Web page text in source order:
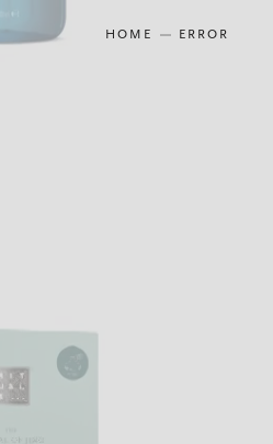
HOME ERROR